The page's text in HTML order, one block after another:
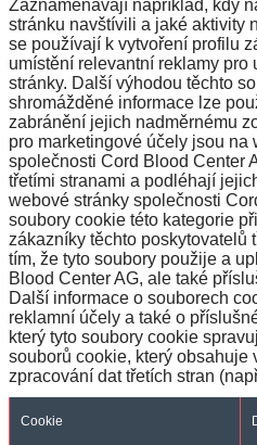
Zaznamenávají například, kdy
stránku navštívili a jaké aktivity
se používají k vytvoření profilu
umístění relevantní reklamy
stránky. Další výhodou těchto
shromážděné informace lze
zabránění jejich nadměrnému
pro marketingové účely jsou na
společnosti Cord Blood Center
třetími stranami a podléhají
webové stránky společnosti
soubory cookie této kategorie
zákazníky těchto poskytovatelů
tím, že tyto soubory použije a
Blood Center AG, ale také
Další informace o souborech
reklamní účely a také o
který tyto soubory cookie
souborů cookie, který obsahuje
zpracování dat třetích stran
Cookie